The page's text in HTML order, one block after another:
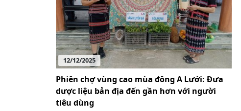
12/12/2025
Phiên chợ vùng cao mùa đông A Lưới: Đưa
dược liệu bản địa đến gần hơn với người
tiêu dùng